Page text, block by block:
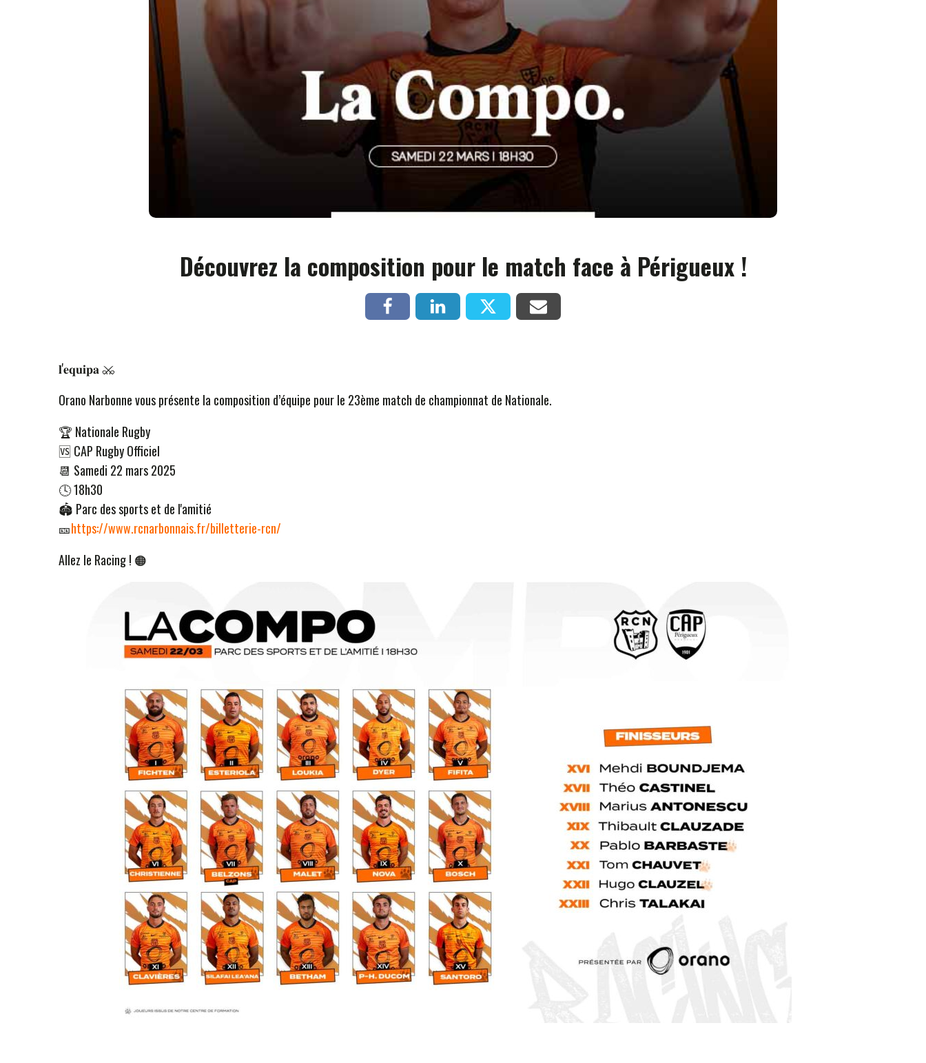
Découvrez la composition pour le match face à Périgueux !
𝐥'𝐞𝐪𝐮𝐢𝐩𝐚 ⚔
Orano Narbonne vous présente la composition d’équipe pour le 23ème match de championnat de Nationale.
🏆 Nationale Rugby
🆚 CAP Rugby Officiel
📆 Samedi 22 mars 2025
🕓 18h30
🏟 Parc des sports et de l'amitié
🎫https://www.rcnarbonnais.fr/billetterie-rcn/
Allez le Racing ! 🟠